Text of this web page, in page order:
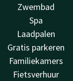
Zwembad
Spa
Laadpalen
Gratis parkeren
Familiekamers
Fietsverhuur